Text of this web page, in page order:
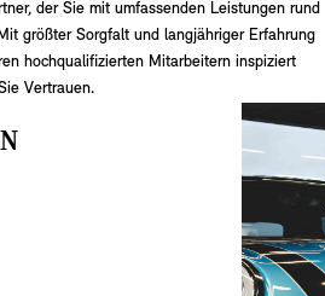
der Sie mit umfassenden Leistungen rund
größter Sorgfalt und langjähriger Erfahrung
hochqualifizierten Mitarbeitern inspiziert
Vertrauen.